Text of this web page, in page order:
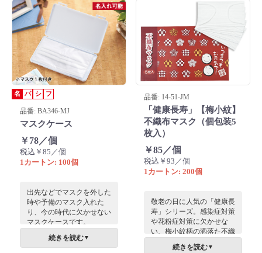
たプチギフトです。
名 パ シ フ
品番: BA346-MJ
マスクケース
￥78／個
税込￥85／個
1カートン: 100個
出先などでマスクを外した
時や予備のマスク入れた
り、今の時代に欠かせない
マスクケースです。
クを常備しておくことが現
続きを読む▼
品番: 14-51-JM
「健康長寿」【梅小紋】
不織布マスク（個包装5
枚入）
￥85／個
税込￥93／個
1カートン: 200個
敬老の日に人気の「健康長
寿」シリーズ。感染症対策
や花粉症対策に欠かせな
い、梅小紋柄の洒落た不織
健康でいてほしいおじいち
続きを読む▼